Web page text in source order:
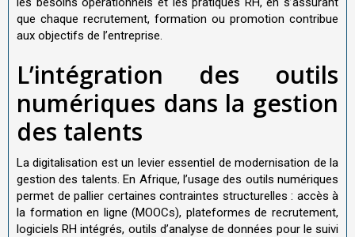
que chaque recrutement, formation ou promotion contribue
aux objectifs de l’entreprise.
L’intégration des outils
numériques dans la gestion
des talents
La digitalisation est un levier essentiel de modernisation de la
gestion des talents. En Afrique, l’usage des outils numériques
permet de pallier certaines contraintes structurelles : accès à
la formation en ligne (MOOCs), plateformes de recrutement,
logiciels RH intégrés, outils d’analyse de données pour le suivi